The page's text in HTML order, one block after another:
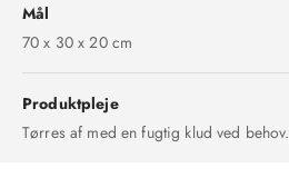
Mål
70 x 30 x 20 cm
Produktpleje
Tørres af med en fugtig klud ved behov.